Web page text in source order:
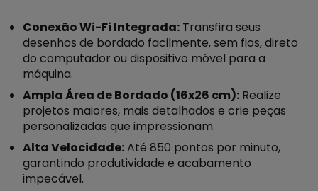
Conexão Wi-Fi Integrada: Transfira seus
desenhos de bordado facilmente, sem fios, direto
do computador ou dispositivo móvel para a
máquina.
Ampla Área de Bordado (16x26 cm): Realize
projetos maiores, mais detalhados e crie peças
personalizadas que impressionam.
Alta Velocidade:Até 850 pontos por minuto,
garantindo produtividade e acabamento
impecável.